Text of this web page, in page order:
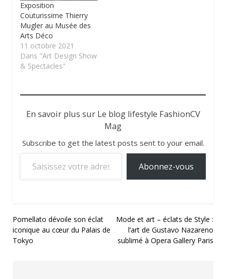
Exposition
Couturissime Thierry
Mugler au Musée des
Arts Déco
11 octobre 2021
Dans "Art Design Show
& Spectacles"
En savoir plus sur Le blog lifestyle FashionCV
Mag
Subscribe to get the latest posts sent to your email.
Abonnez-vous
Navigation
de
Pomellato dévoile son éclat
iconique au cœur du Palais de
Tokyo
​Mode et art – éclats de Style :
l’art de Gustavo Nazareno
sublimé à Opera Gallery Paris